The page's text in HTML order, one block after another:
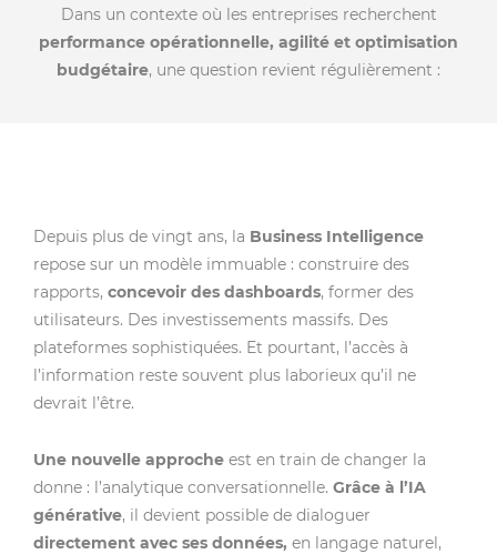
Dans un contexte où les entreprises recherchent
performance opérationnelle, agilité et optimisation
budgétaire, une question revient régulièrement :
Depuis plus de vingt ans, la Business Intelligence
repose sur un modèle immuable : construire des
rapports, concevoir des dashboards, former des
utilisateurs. Des investissements massifs. Des
plateformes sophistiquées. Et pourtant, l’accès à
l’information reste souvent plus laborieux qu’il ne
devrait l’être.
Une nouvelle approche est en train de changer la
donne : l’analytique conversationnelle. Grâce à l’IA
générative, il devient possible de dialoguer
directement avec ses données, en langage naturel,